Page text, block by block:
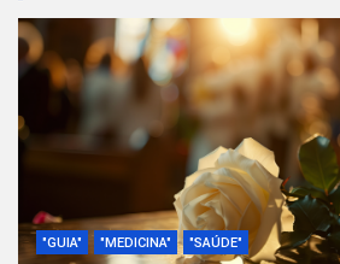
"GUIA" "MEDICINA" "SAÚDE"